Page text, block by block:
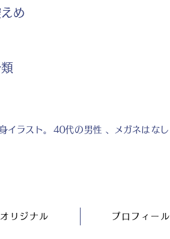
め
イラスト。 40代の 男性 、メガネは なし
オリジナル プロフィール